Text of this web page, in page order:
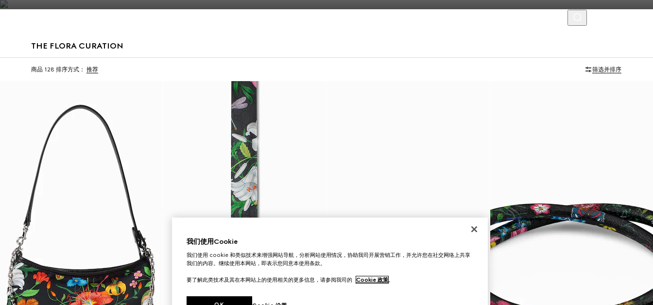
THE FLORA CURATION
商品 128 排序方式： 推荐 筛选并排序
我们使用Cookie
我们使用 cookie 和类似技术来增强网站导航，分析网站使用情况，协助我司开展营销工作，并允许您在社交网络上共享
我们的内容。继续使用本网站，即表示您同意本使用条款。
要了解此类技术及其在本网站上的使用相关的更多信息，请参阅我司的 Cookie 政策。